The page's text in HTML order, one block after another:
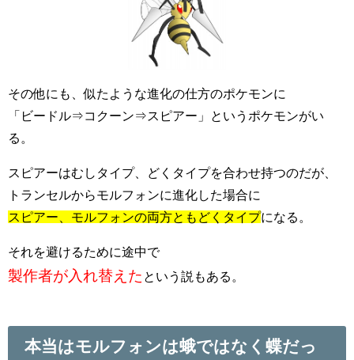
その他にも、似たような進化の仕方のポケモンに
「ビードル⇒コクーン⇒スピアー」というポケモンがい
る。
スピアーはむしタイプ、どくタイプを合わせ持つのだが、
トランセルからモルフォンに進化した場合に
スピアー、モルフォンの両方ともどくタイプになる。
それを避けるために途中で
製作者が入れ替えた という説もある。
本当はモルフォンは蛾ではなく蝶だっ